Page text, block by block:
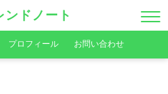
ンドノート
プロフィール お問い合わせ